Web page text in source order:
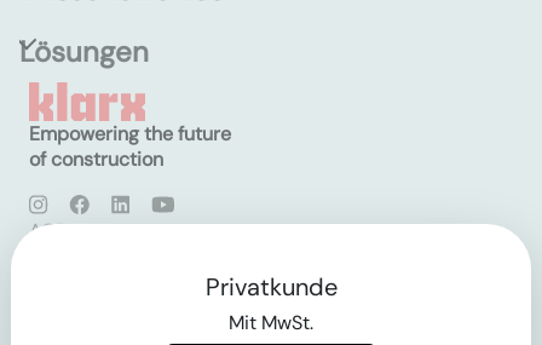
Lösungen
Empowering the future
of construction
AGB
Privatkunde
Mit MwSt.